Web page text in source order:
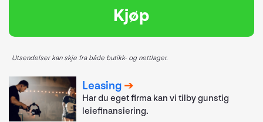
Kjøp
Utsendelser kan skje fra både butikk- og nettlager.
Leasing
Har du eget firma kan vi tilby gunstig
leiefinansiering.